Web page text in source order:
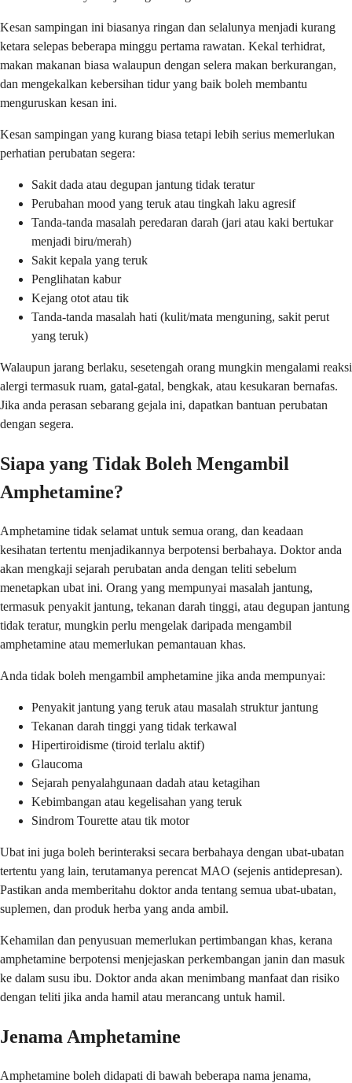
Kesan sampingan ini biasanya ringan dan selalunya menjadi kurang
ketara selepas beberapa minggu pertama rawatan. Kekal terhidrat,
makan makanan biasa walaupun dengan selera makan berkurangan,
dan mengekalkan kebersihan tidur yang baik boleh membantu
menguruskan kesan ini.
Kesan sampingan yang kurang biasa tetapi lebih serius memerlukan
perhatian perubatan segera:
Sakit dada atau degupan jantung tidak teratur
Perubahan mood yang teruk atau tingkah laku agresif
Tanda-tanda masalah peredaran darah (jari atau kaki bertukar
menjadi biru/merah)
Sakit kepala yang teruk
Penglihatan kabur
Kejang otot atau tik
Tanda-tanda masalah hati (kulit/mata menguning, sakit perut
yang teruk)
Walaupun jarang berlaku, sesetengah orang mungkin mengalami reaksi
alergi termasuk ruam, gatal-gatal, bengkak, atau kesukaran bernafas.
Jika anda perasan sebarang gejala ini, dapatkan bantuan perubatan
dengan segera.
Siapa yang Tidak Boleh Mengambil
Amphetamine?
Amphetamine tidak selamat untuk semua orang, dan keadaan
kesihatan tertentu menjadikannya berpotensi berbahaya. Doktor anda
akan mengkaji sejarah perubatan anda dengan teliti sebelum
menetapkan ubat ini. Orang yang mempunyai masalah jantung,
termasuk penyakit jantung, tekanan darah tinggi, atau degupan jantung
tidak teratur, mungkin perlu mengelak daripada mengambil
amphetamine atau memerlukan pemantauan khas.
Anda tidak boleh mengambil amphetamine jika anda mempunyai:
Penyakit jantung yang teruk atau masalah struktur jantung
Tekanan darah tinggi yang tidak terkawal
Hipertiroidisme (tiroid terlalu aktif)
Glaucoma
Sejarah penyalahgunaan dadah atau ketagihan
Kebimbangan atau kegelisahan yang teruk
Sindrom Tourette atau tik motor
Ubat ini juga boleh berinteraksi secara berbahaya dengan ubat-ubatan
tertentu yang lain, terutamanya perencat MAO (sejenis antidepresan).
Pastikan anda memberitahu doktor anda tentang semua ubat-ubatan,
suplemen, dan produk herba yang anda ambil.
Kehamilan dan penyusuan memerlukan pertimbangan khas, kerana
amphetamine berpotensi menjejaskan perkembangan janin dan masuk
ke dalam susu ibu. Doktor anda akan menimbang manfaat dan risiko
dengan teliti jika anda hamil atau merancang untuk hamil.
Jenama Amphetamine
Amphetamine boleh didapati di bawah beberapa nama jenama,